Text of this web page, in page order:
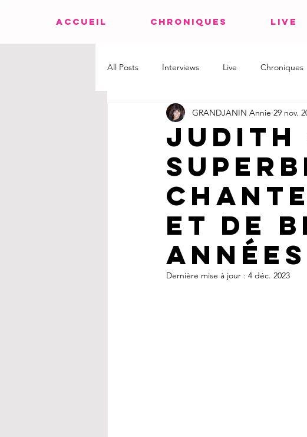
ACCUEIL CHRONIQUES LIVE
All Posts Interviews Live Chroniques
Judith
et de
GRANDJANIN Annie 29 nov.
Dernière mise à jour : 4 déc. 2023